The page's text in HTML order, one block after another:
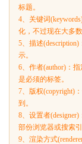
标题。
4、关键词
化，不过现在大多
5、描述
示。
6、作者(author)：
是必须的标签。
7、版权(copyright)
到。
8、设置者
部份浏览器或搜索引
9、渲染方式